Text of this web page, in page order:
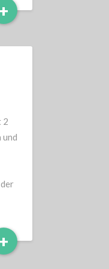
Read
More
2
und
Read
More